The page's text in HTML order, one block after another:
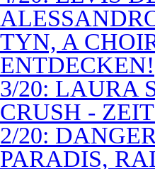
TYN, A
ENTDECKEN!
3/20: LAURA
CRUSH -
2/20:
PARADIS,